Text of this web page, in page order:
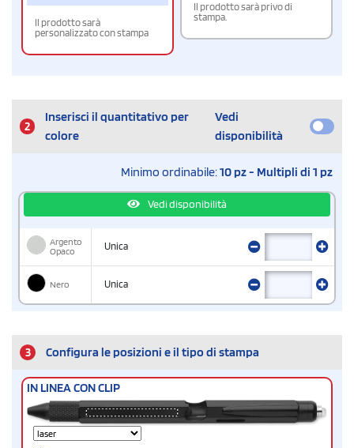
Il prodotto sarà
personalizzato con stampa
Il prodotto sarà privo di
stampa.
2
Inserisci il quantitativo per
colore
Vedi
disponibilità
Minimo ordinabile:10 pz - Multipli di 1 pz
Vedi disponibilità
Argento
Opaco
Unica
Nero Unica
3 Configura le posizioni e il tipo di stampa
IN LINEA CON CLIP